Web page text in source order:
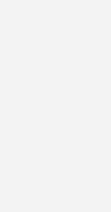
damit einverstanden, über
eine Abmeldung ist
mit Daten finden Sie